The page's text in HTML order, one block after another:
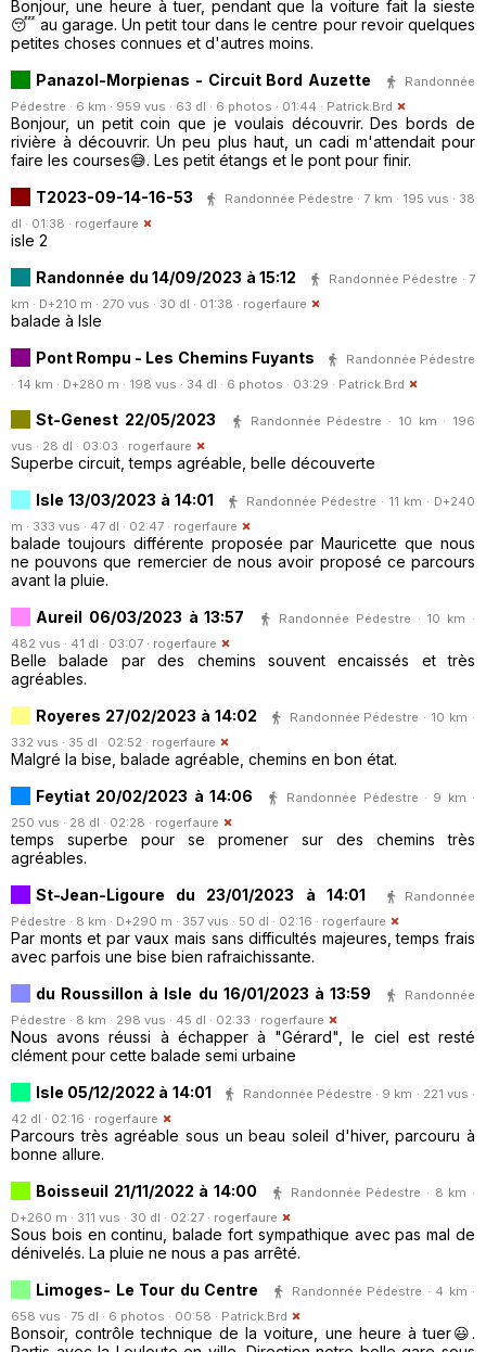
Bonjour, une heure à tuer, pendant que la voiture fait la sieste
😴 au garage. Un petit tour dans le centre pour revoir quelques
petites choses connues et d'autres moins.
Panazol-Morpienas - Circuit Bord Auzette
Randonnée
Pédestre · 6 km · 959 vus · 63 dl · 6 photos · 01:44 · Patrick.Brd
Bonjour, un petit coin que je voulais découvrir. Des bords de
rivière à découvrir. Un peu plus haut, un cadi m'attendait pour
faire les courses😅. Les petit étangs et le pont pour finir.
T2023-09-14-16-53
Randonnée Pédestre · 7 km · 195 vus · 38
dl · 01:38 · rogerfaure
isle 2
Randonnée du 14/09/2023 à 15:12
Randonnée Pédestre · 7
km · D+210 m · 270 vus · 30 dl · 01:38 · rogerfaure
balade à Isle
Pont Rompu - Les Chemins Fuyants
Randonnée Pédestre
· 14 km · D+280 m · 198 vus · 34 dl · 6 photos · 03:29 · Patrick.Brd
St-Genest 22/05/2023
Randonnée Pédestre · 10 km · 196
vus · 28 dl · 03:03 · rogerfaure
Superbe circuit, temps agréable, belle découverte
Isle 13/03/2023 à 14:01
Randonnée Pédestre · 11 km · D+240
m · 333 vus · 47 dl · 02:47 · rogerfaure
balade toujours différente proposée par Mauricette que nous
ne pouvons que remercier de nous avoir proposé ce parcours
avant la pluie.
Aureil 06/03/2023 à 13:57
Randonnée Pédestre · 10 km ·
482 vus · 41 dl · 03:07 · rogerfaure
Belle balade par des chemins souvent encaissés et très
agréables.
Royeres 27/02/2023 à 14:02
Randonnée Pédestre · 10 km ·
332 vus · 35 dl · 02:52 · rogerfaure
Malgré la bise, balade agréable, chemins en bon état.
Feytiat 20/02/2023 à 14:06
Randonnée Pédestre · 9 km ·
250 vus · 28 dl · 02:28 · rogerfaure
temps superbe pour se promener sur des chemins très
agréables.
St-Jean-Ligoure du 23/01/2023 à 14:01
Randonnée
Pédestre · 8 km · D+290 m · 357 vus · 50 dl · 02:16 · rogerfaure
Par monts et par vaux mais sans difficultés majeures, temps frais
avec parfois une bise bien rafraichissante.
du Roussillon à Isle du 16/01/2023 à 13:59
Randonnée
Pédestre · 8 km · 298 vus · 45 dl · 02:33 · rogerfaure
Nous avons réussi à échapper à "Gérard", le ciel est resté
clément pour cette balade semi urbaine
Isle 05/12/2022 à 14:01
Randonnée Pédestre · 9 km · 221 vus ·
42 dl · 02:16 · rogerfaure
Parcours très agréable sous un beau soleil d'hiver, parcouru à
bonne allure.
Boisseuil 21/11/2022 à 14:00
Randonnée Pédestre · 8 km ·
D+260 m · 311 vus · 30 dl · 02:27 · rogerfaure
Sous bois en continu, balade fort sympathique avec pas mal de
dénivelés. La pluie ne nous a pas arrêté.
Limoges- Le Tour du Centre
Randonnée Pédestre · 4 km ·
658 vus · 75 dl · 6 photos · 00:58 · Patrick.Brd
Bonsoir, contrôle technique de la voiture, une heure à tuer😃.